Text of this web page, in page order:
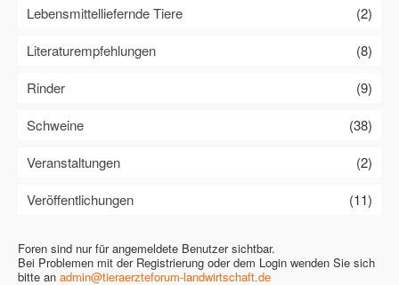
Lebensmittelliefernde Tiere
(2)
Literaturempfehlungen
(8)
Rinder
(9)
Schweine
(38)
Veranstaltungen
(2)
Veröffentlichungen
(11)
Foren sind nur für angemeldete Benutzer sichtbar.
Bei Problemen mit der Registrierung oder dem Login wenden Sie sich
bitte an admin@tieraerzteforum-landwirtschaft.de